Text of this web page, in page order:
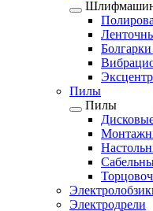
Пилы
Пилы
Электродрели